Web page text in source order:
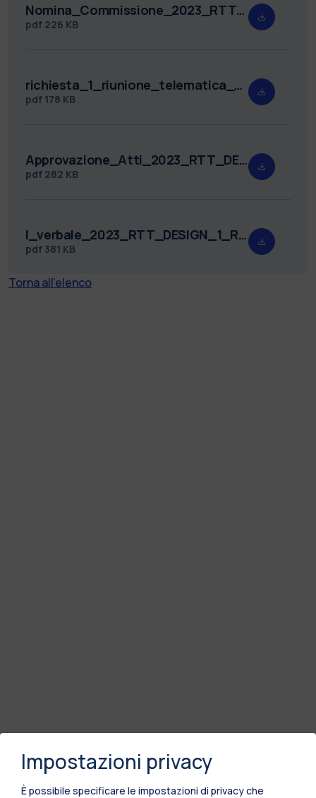
Nomina_Commissione_2023_RTT_DESIGN_1_web.pdf
pdf 226 KB
richiesta_1_riunione_telematica_2023_RTT_DESIGN_1_link.pdf
pdf 178 KB
Approvazione_Atti_2023_RTT_DESIGN_1.pdf
pdf 282 KB
I_verbale_2023_RTT_DESIGN_1_Redatto.pdf
pdf 381 KB
Torna all'elenco
Impostazioni privacy
È possibile specificare le impostazioni di privacy che